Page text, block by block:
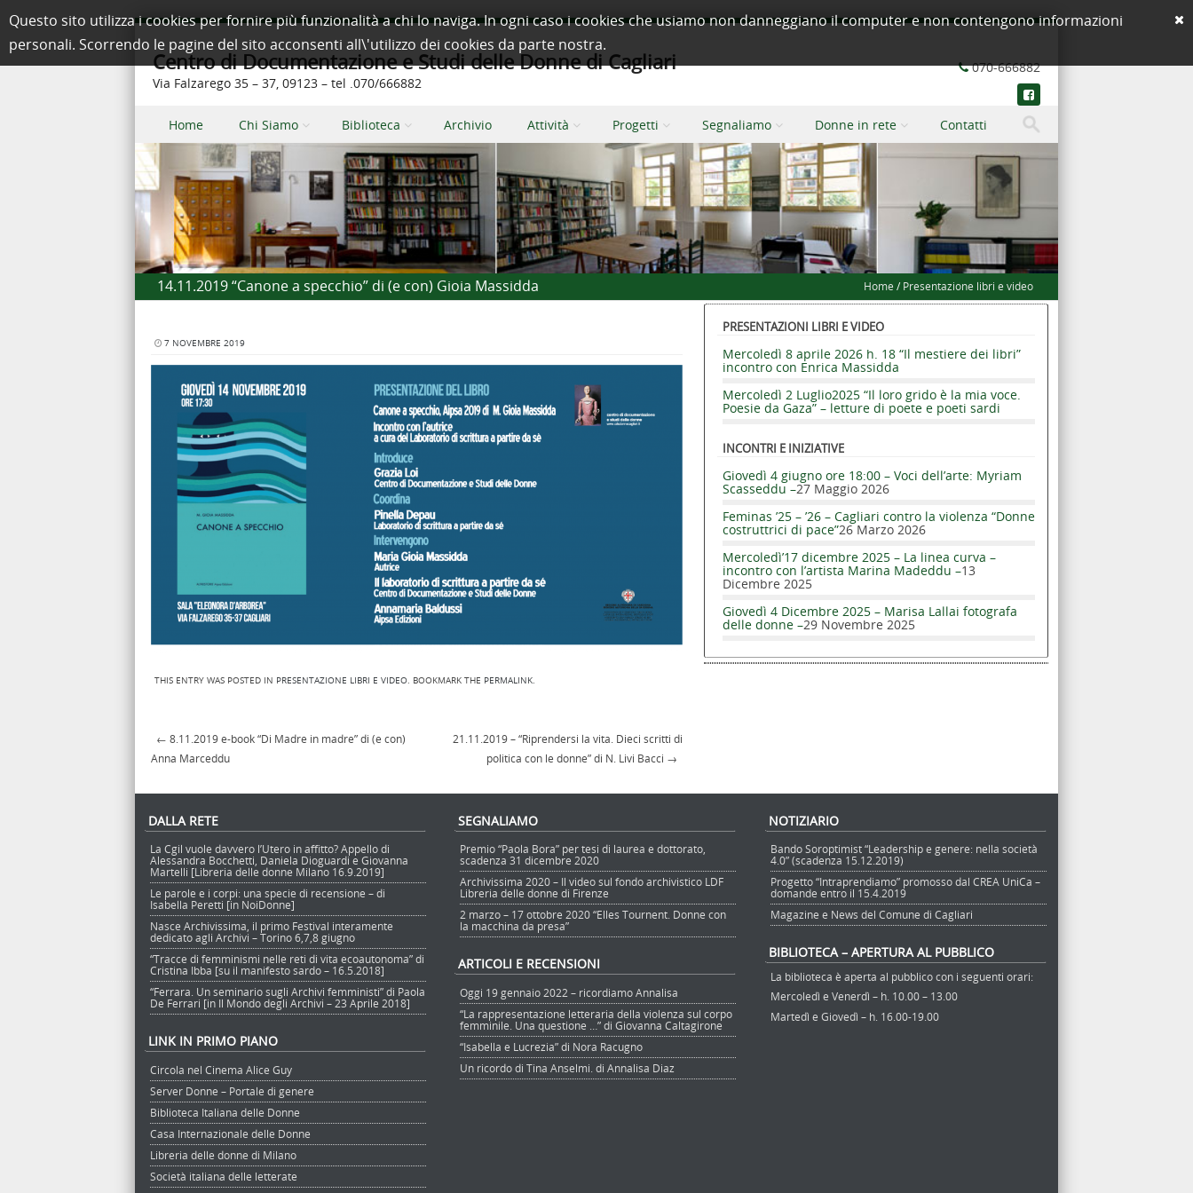
070-666882
Centro di Documentazione e Studi delle Donne di Cagliari
Via Falzarego 35 – 37, 09123 – tel .070/666882
Menu
Home Chi Siamo Biblioteca Archivio Attività Progetti Segnaliamo Donne in rete Contatti
14.11.2019 “Canone a specchio” di (e con) Gioia Massidda Home /Presentazione libri e video
7 NOVEMBRE 2019
THIS ENTRY WAS POSTED IN PRESENTAZIONE LIBRI E VIDEO. BOOKMARK THE PERMALINK.
Post navigation
← 8.11.2019 e-book “Di Madre in madre” di (e con)
Anna Marceddu
21.11.2019 – “Riprendersi la vita. Dieci scritti di
politica con le donne” di N. Livi Bacci →
PRESENTAZIONI LIBRI E VIDEO
Mercoledì 8 aprile 2026 h. 18 “Il mestiere dei libri”
incontro con Enrica Massidda
Mercoledì 2 Luglio2025 “Il loro grido è la mia voce.
Poesie da Gaza” – letture di poete e poeti sardi
INCONTRI E INIZIATIVE
Giovedì 4 giugno ore 18:00 – Voci dell’arte: Myriam
Scasseddu –27 Maggio 2026
Feminas ’25 – ’26 – Cagliari contro la violenza “Donne
costruttrici di pace”26 Marzo 2026
Mercoledì’17 dicembre 2025 – La linea curva –
incontro con l’artista Marina Madeddu –13
Dicembre 2025
Giovedì 4 Dicembre 2025 – Marisa Lallai fotografa
delle donne –29 Novembre 2025
DALLA RETE
La Cgil vuole davvero l’Utero in affitto? Appello di
Alessandra Bocchetti, Daniela Dioguardi e Giovanna
Martelli [Libreria delle donne Milano 16.9.2019]
Le parole e i corpi: una specie di recensione – di
Isabella Peretti [in NoiDonne]
Nasce Archivissima, il primo Festival interamente
dedicato agli Archivi – Torino 6,7,8 giugno
“Tracce di femminismi nelle reti di vita ecoautonoma” di
Cristina Ibba [su il manifesto sardo – 16.5.2018]
“Ferrara. Un seminario sugli Archivi femministi” di Paola
De Ferrari [in Il Mondo degli Archivi – 23 Aprile 2018]
LINK IN PRIMO PIANO
Circola nel Cinema Alice Guy
Server Donne – Portale di genere
Biblioteca Italiana delle Donne
Casa Internazionale delle Donne
Libreria delle donne di Milano
Società italiana delle letterate
SEGNALIAMO
Premio “Paola Bora” per tesi di laurea e dottorato,
scadenza 31 dicembre 2020
Archivissima 2020 – Il video sul fondo archivistico LDF
Libreria delle donne di Firenze
2 marzo – 17 ottobre 2020 “Elles Tournent. Donne con
la macchina da presa”
ARTICOLI E RECENSIONI
Oggi 19 gennaio 2022 – ricordiamo Annalisa
“La rappresentazione letteraria della violenza sul corpo
femminile. Una questione …” di Giovanna Caltagirone
“Isabella e Lucrezia” di Nora Racugno
Un ricordo di Tina Anselmi. di Annalisa Diaz
NOTIZIARIO
Bando Soroptimist “Leadership e genere: nella società
4.0” (scadenza 15.12.2019)
Progetto “Intraprendiamo” promosso dal CREA UniCa –
domande entro il 15.4.2019
Magazine e News del Comune di Cagliari
BIBLIOTECA – APERTURA AL PUBBLICO
La biblioteca è aperta al pubblico con i seguenti orari:
Mercoledì e Venerdì – h. 10.00 – 13.00
Martedì e Giovedì – h. 16.00-19.00
Questo sito utilizza i cookies per fornire più funzionalità a chi lo naviga. In ogni caso i cookies che usiamo non danneggiano il computer e non contengono informazioni
personali. Scorrendo le pagine del sito acconsenti all\'utilizzo dei cookies da parte nostra.